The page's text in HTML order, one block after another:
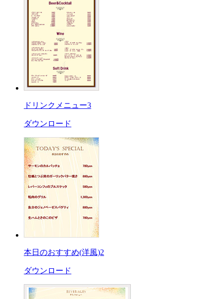
ドリンクメニュー3
ダウンロード
本日のおすすめ(洋風)2
ダウンロード